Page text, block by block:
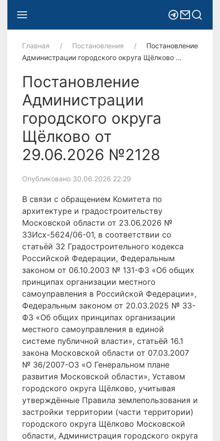
Главная Постановления
Постановление
Администрации городского округа Щёлково …
Постановление
Администрации
городского округа
Щёлково от
29.06.2026 №2128
Опубликовано 30.06.2026 22:29
В связи с обращением Комитета по
архитектуре и градостроительству
Московской области от 23.06.2026 №
33Исх-5624/06-01, в соответствии со
статьёй 32 Градостроительного кодекса
Российской Федерации, Федеральным
законом от 06.10.2003 № 131-ФЗ «Об общих
принципах организации местного
самоуправления в Российской Федерации»,
Федеральным законом от 20.03.2025 № 33-
ФЗ «Об общих принципах организации
местного самоуправления в единой
системе публичной власти», статьёй 16.1
закона Московской области от 07.03.2007
№ 36/2007-ОЗ «О Генеральном плане
развития Московской области», Уставом
городского округа Щёлково, учитывая
утверждённые Правила землепользования и
застройки территории (части территории)
городского округа Щёлково Московской
области, Администрация городского округа